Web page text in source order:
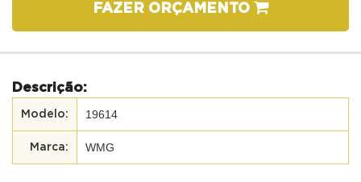
FAZER ORÇAMENTO
Descrição:
19614
WMG